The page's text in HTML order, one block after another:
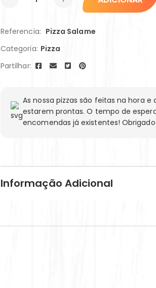
Referencia: Pizza Salame
Categoria: Pizza
Partilhar:
As nossa pizzas são feitas na hora
estarem prontas. O tempo de
encomendas já existentes! Obrigado
Informação Adicional